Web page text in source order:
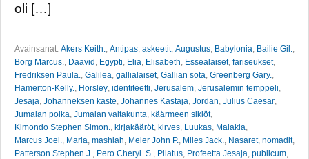
oli […]
Avainsanat: Akers Keith., Antipas, askeetit, Augustus, Babylonia, Bailie Gil.,
Borg Marcus., Daavid , Egypti, Elia, Elisabeth, Essealaiset, fariseukset,
Fredriksen Paula., Galilea, gallialaiset, Gallian sota, Greenberg Gary.,
Hamerton-Kelly., Horsley, identiteetti, Jerusalem, Jerusalemin temppeli,
Jesaja, Johanneksen kaste, Johannes Kastaja, Jordan, Julius Caesar,
Jumalan poika, Jumalan valtakunta, käärmeen sikiöt,
Kimondo Stephen Simon., kirjakääröt, kirves, Luukas, Malakia,
Marcus Joel., Maria, mashiah, Meier John P., Miles Jack., Nasaret, nomadit,
Patterson Stephen J., Pero Cheryl. S., Pilatus, Profeetta Jesaja, publicum,